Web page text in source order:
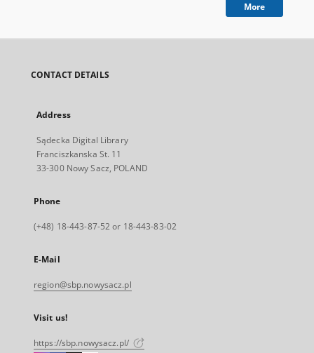
More
CONTACT DETAILS
Address
Sądecka Digital Library
Franciszkanska St. 11
33-300 Nowy Sacz, POLAND
Phone
(+48) 18-443-87-52 or 18-443-83-02
E-Mail
region@sbp.nowysacz.pl
Visit us!
https://sbp.nowysacz.pl/